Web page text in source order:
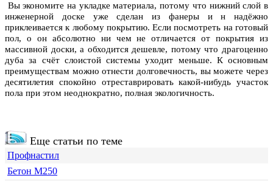
Вы экономите на укладке материала, потому что нижний слой в
инженерной доске уже сделан из фанеры и н надёжно
приклеивается к любому покрытию.Если посмотреть на готовый
пол, о он абсолютно ни чем не отличается от покрытия из
массивной доски, а обходится дешевле, потому что драгоценно
дуба за счёт слоистой системы уходит меньше. К основным
преимуществам можно отнести долговечность, вы можете через
десятилетия спокойно отреставрировать какой-нибудь участок
пола при этом неоднократно, полная экологичность.
Еще статьи по теме
Профнастил
Бетон М250